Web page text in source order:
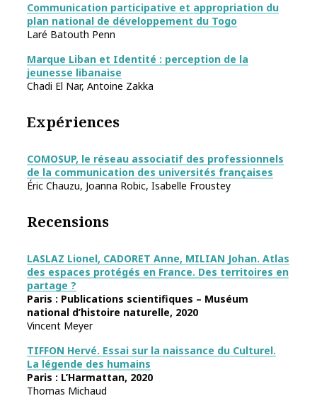
Communication participative et appropriation du
plan national de développement du Togo
Laré Batouth Penn
Marque Liban et Identité : perception de la
jeunesse libanaise
Chadi El Nar, Antoine Zakka
Expériences
COMOSUP, le réseau associatif des professionnels
de la communication des universités françaises
Éric Chauzu, Joanna Robic, Isabelle Froustey
Recensions
LASLAZ Lionel, CADORET Anne, MILIAN Johan. Atlas
des espaces protégés en France. Des territoires en
partage ?
Paris : Publications scientifiques – Muséum
national d’histoire naturelle, 2020
Vincent Meyer
TIFFON Hervé. Essai sur la naissance du Culturel.
La légende des humains
Paris : L’Harmattan, 2020
Thomas Michaud